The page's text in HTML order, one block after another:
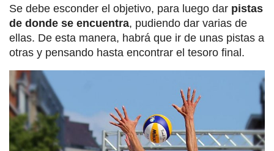
Se debe esconder el objetivo, para luego dar pistas
de donde se encuentra, pudiendo dar varias de
ellas. De esta manera, habrá que ir de unas pistas a
otras y pensando hasta encontrar el tesoro final.